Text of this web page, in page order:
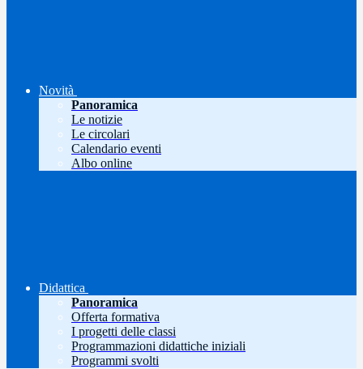
Novità
Panoramica
Le notizie
Le circolari
Calendario eventi
Albo online
Didattica
Panoramica
Offerta formativa
I progetti delle classi
Programmazioni didattiche iniziali
Programmi svolti